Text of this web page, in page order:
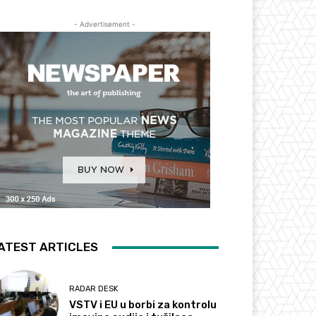
- Advertisement -
ARTICLES
RADAR DESK
VSTV i EU u borbi za kontrolu